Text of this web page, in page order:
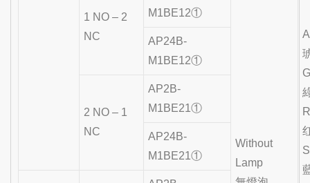
Without
Lamp
1 NO – 2
NC
M1BE12①
AP24B-
M1BE12①
2 NO – 1
NC
AP2B-
M1BE21①
AP24B-
M1BE21①